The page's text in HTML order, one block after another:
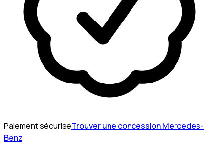
Paiement sécuriséTrouver une concession Mercedes-
Benz